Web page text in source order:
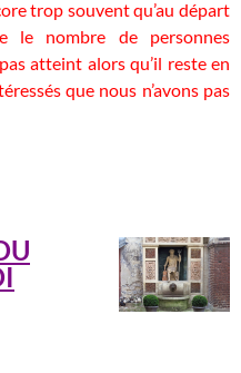
trop souvent qu’au départ
le nombre de personnes
atteint alors qu’il reste en
que nous n’avons pas